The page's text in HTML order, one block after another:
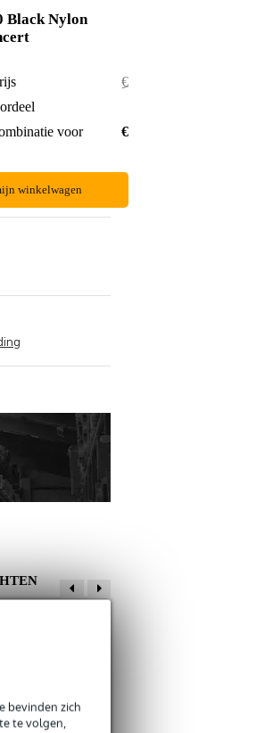
bevinden zich
te volgen,
Black Nylon
€ 11,79
voor
€ 11,20
winkelwagen
2020
55